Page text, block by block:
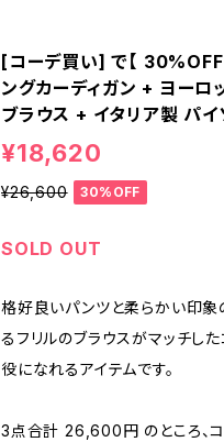
[コーデ買い] で【
ングカーディガン + ヨー
ブラウス + イタリア製 パ
¥18,620
¥26,600 30%OFF
SOLD OUT
格好良いパンツと柔らかい印象
るフリルのブラウスがマッチし
役になれるアイテムです。
3点合計 26,600円 のところ、コ